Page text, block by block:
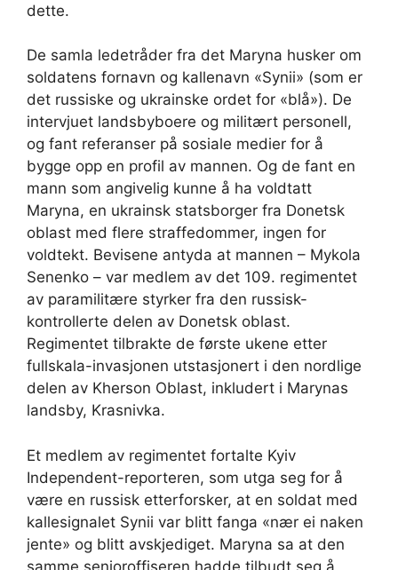
dette.
De samla ledetråder fra det Maryna husker om
soldatens fornavn og kallenavn «Synii» (som er
det russiske og ukrainske ordet for «blå»). De
intervjuet landsbyboere og militært personell,
og fant referanser på sosiale medier for å
bygge opp en profil av mannen. Og de fant en
mann som angivelig kunne å ha voldtatt
Maryna, en ukrainsk statsborger fra Donetsk
oblast med flere straffedommer, ingen for
voldtekt. Bevisene antyda at mannen – Mykola
Senenko – var medlem av det 109. regimentet
av paramilitære styrker fra den russisk-
kontrollerte delen av Donetsk oblast.
Regimentet tilbrakte de første ukene etter
fullskala-invasjonen utstasjonert i den nordlige
delen av Kherson Oblast, inkludert i Marynas
landsby, Krasnivka.
Et medlem av regimentet fortalte Kyiv
Independent-reporteren, som utga seg for å
være en russisk etterforsker, at en soldat med
kallesignalet Synii var blitt fanga «nær ei naken
jente» og blitt avskjediget. Maryna sa at den
samme senioroffiseren hadde tilbudt seg å